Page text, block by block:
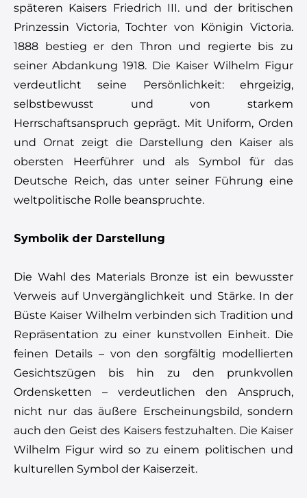
späteren Kaisers Friedrich III. und der britischen
Prinzessin Victoria, Tochter von Königin Victoria.
1888 bestieg er den Thron und regierte bis zu
seiner Abdankung 1918. Die Kaiser Wilhelm Figur
verdeutlicht seine Persönlichkeit: ehrgeizig,
selbstbewusst und von starkem
Herrschaftsanspruch geprägt. Mit Uniform, Orden
und Ornat zeigt die Darstellung den Kaiser als
obersten Heerführer und als Symbol für das
Deutsche Reich, das unter seiner Führung eine
weltpolitische Rolle beanspruchte.
Symbolik der Darstellung
Die Wahl des Materials Bronze ist ein bewusster
Verweis auf Unvergänglichkeit und Stärke. In der
Büste Kaiser Wilhelm verbinden sich Tradition und
Repräsentation zu einer kunstvollen Einheit. Die
feinen Details – von den sorgfältig modellierten
Gesichtszügen bis hin zu den prunkvollen
Ordensketten – verdeutlichen den Anspruch,
nicht nur das äußere Erscheinungsbild, sondern
auch den Geist des Kaisers festzuhalten. Die Kaiser
Wilhelm Figur wird so zu einem politischen und
kulturellen Symbol der Kaiserzeit.